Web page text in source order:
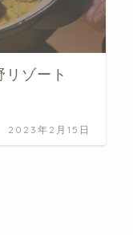
リゾート
2023年2月15日